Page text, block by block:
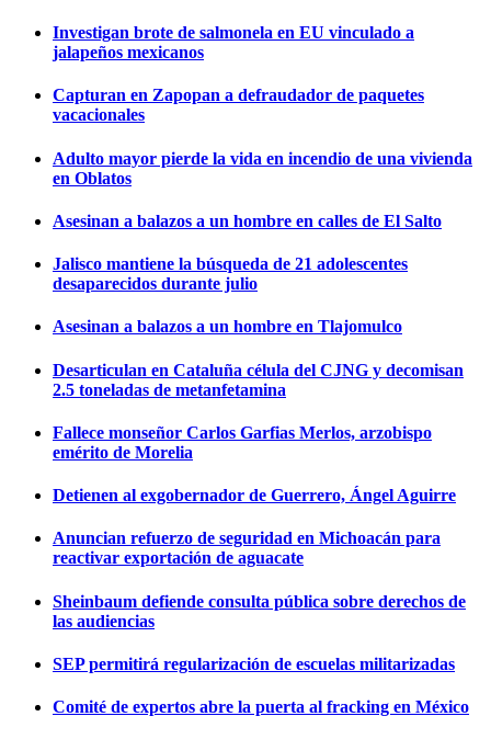
Investigan brote de salmonela en EU vinculado a
jalapeños mexicanos
Capturan en Zapopan a defraudador de paquetes
vacacionales
Adulto mayor pierde la vida en incendio de una vivienda
en Oblatos
Asesinan a balazos a un hombre en calles de El Salto
Jalisco mantiene la búsqueda de 21 adolescentes
desaparecidos durante julio
Asesinan a balazos a un hombre en Tlajomulco
Desarticulan en Cataluña célula del CJNG y decomisan
2.5 toneladas de metanfetamina
Fallece monseñor Carlos Garfias Merlos, arzobispo
emérito de Morelia
Detienen al exgobernador de Guerrero, Ángel Aguirre
Anuncian refuerzo de seguridad en Michoacán para
reactivar exportación de aguacate
Sheinbaum defiende consulta pública sobre derechos de
las audiencias
SEP permitirá regularización de escuelas militarizadas
Comité de expertos abre la puerta al fracking en México